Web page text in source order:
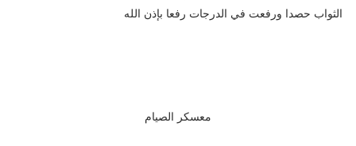
الثواب حصدا ورفعت في الدرجات رفعا بإذن الله
معسكر الصيام